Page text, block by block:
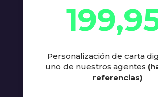
Personalización de carta
uno de nuestros agentes
referencias)